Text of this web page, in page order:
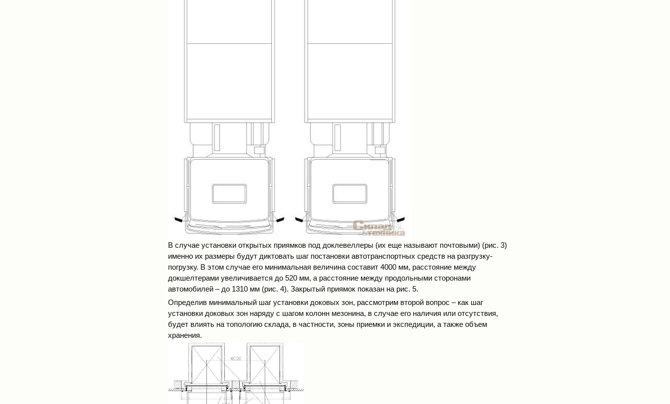
В случае установки открытых приямков под доклевеллеры (их еще называют почтовыми) (рис. 3)
именно их размеры будут диктовать шаг постановки автотранспортных средств на разгрузку-
погрузку. В этом случае его минимальная величина составит 4000 мм, расстояние между
докшелтерами увеличивается до 520 мм, а расстояние между продольными сторонами
автомобилей – до 1310 мм (рис. 4). Закрытый приямок показан на рис. 5.
Определив минимальный шаг установки доковых зон, рассмотрим второй вопрос – как шаг
установки доковых зон наряду с шагом колонн мезонина, в случае его наличия или отсутствия,
будет влиять на топологию склада, в частности, зоны приемки и экспедиции, а также объем
хранения.